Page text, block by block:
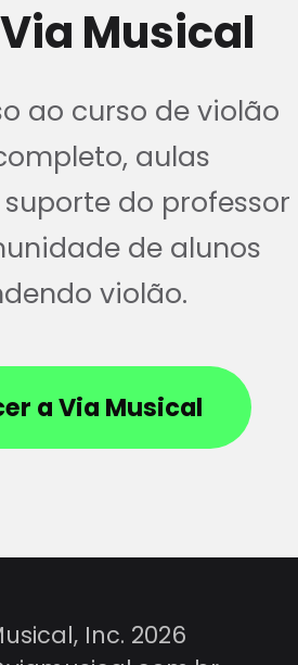
Musical
ao curso de violão
aulas
do professor
de alunos
violão.
a Via Musical
Inc. 2026